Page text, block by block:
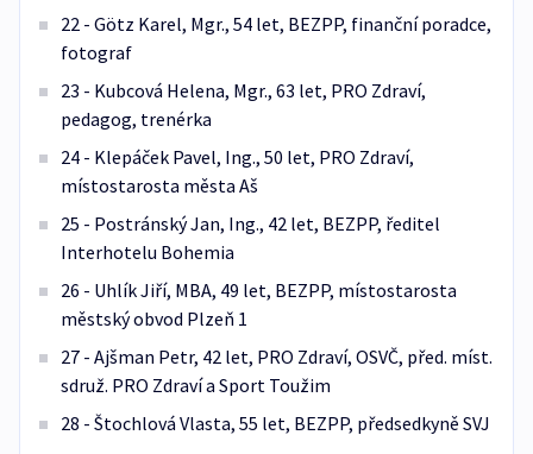
22 - Götz Karel, Mgr., 54 let, BEZPP, finanční poradce,
fotograf
23 - Kubcová Helena, Mgr., 63 let, PRO Zdraví,
pedagog, trenérka
24 - Klepáček Pavel, Ing., 50 let, PRO Zdraví,
místostarosta města Aš
25 - Postránský Jan, Ing., 42 let, BEZPP, ředitel
Interhotelu Bohemia
26 - Uhlík Jiří, MBA, 49 let, BEZPP, místostarosta
městský obvod Plzeň 1
27 - Ajšman Petr, 42 let, PRO Zdraví, OSVČ, před. míst.
sdruž. PRO Zdraví a Sport Toužim
28 - Štochlová Vlasta, 55 let, BEZPP, předsedkyně SVJ